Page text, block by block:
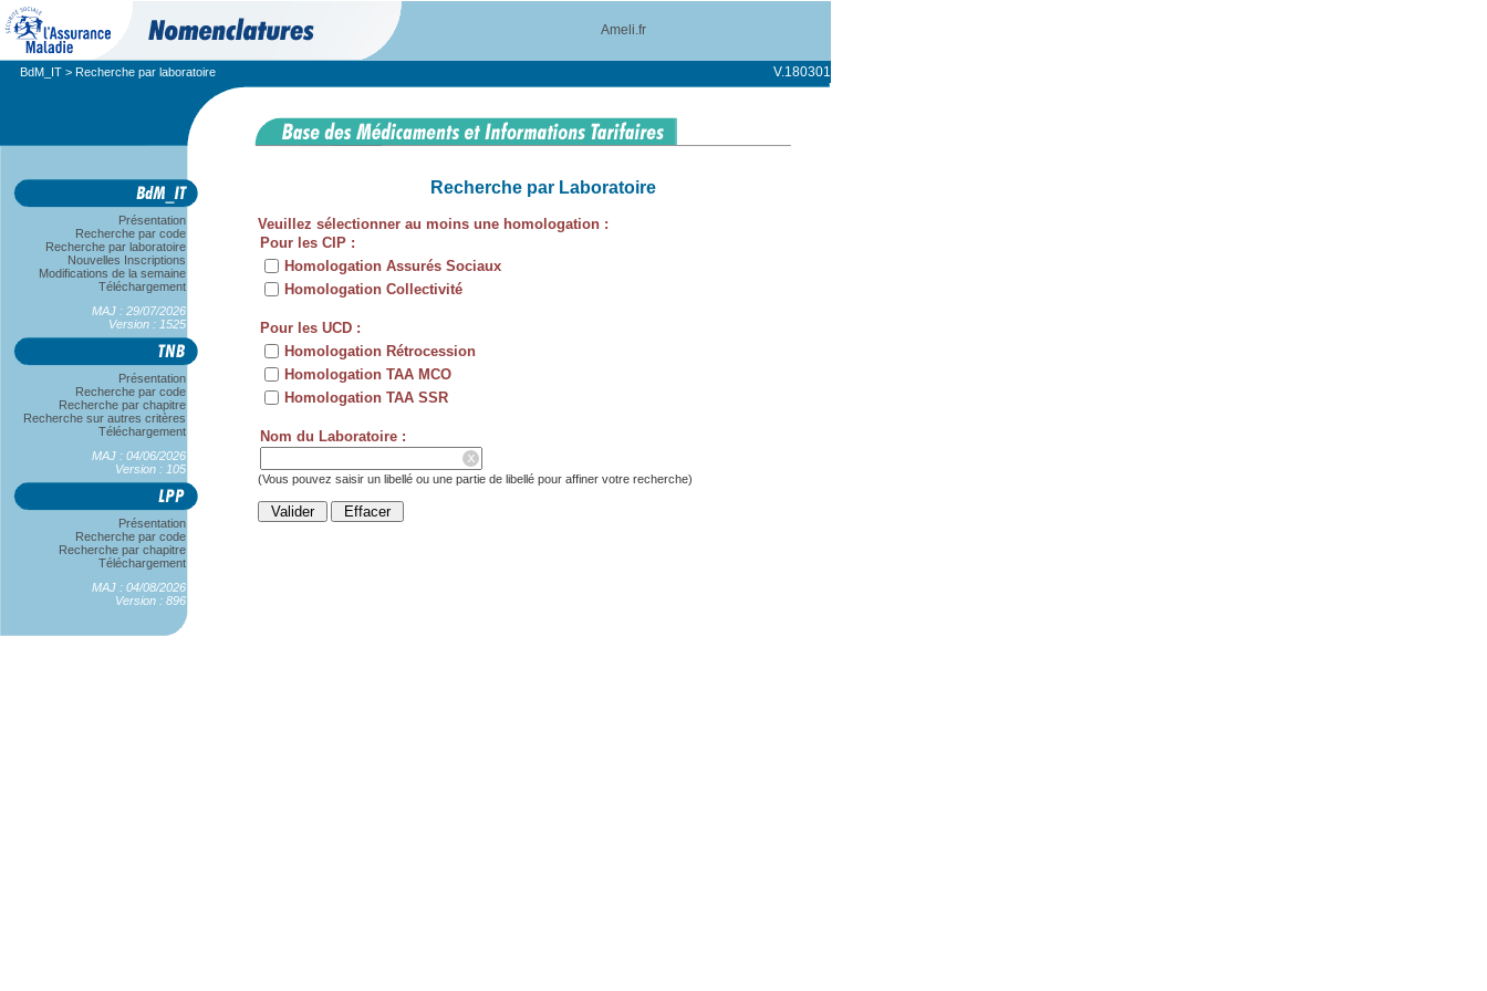
Ameli.fr
BdM_IT > Recherche par laboratoire V.180301
Présentation
Recherche par code
Recherche par laboratoire
Nouvelles Inscriptions
Modifications de la semaine
Téléchargement
MAJ : 29/07/2026
Version : 1525
Présentation
Recherche par code
Recherche par chapitre
Recherche sur autres critères
Téléchargement
MAJ : 04/06/2026
Version : 105
Présentation
Recherche par code
Recherche par chapitre
Téléchargement
MAJ : 04/08/2026
Version : 896
Recherche par Laboratoire
Veuillez sélectionner au moins une homologation :
Pour les CIP :
Homologation Assurés Sociaux
Homologation Collectivité
Pour les UCD :
Homologation Rétrocession
Homologation TAA MCO
Homologation TAA SSR
Nom du Laboratoire :
x
(Vous pouvez saisir un libellé ou une partie de libellé pour affiner votre recherche)